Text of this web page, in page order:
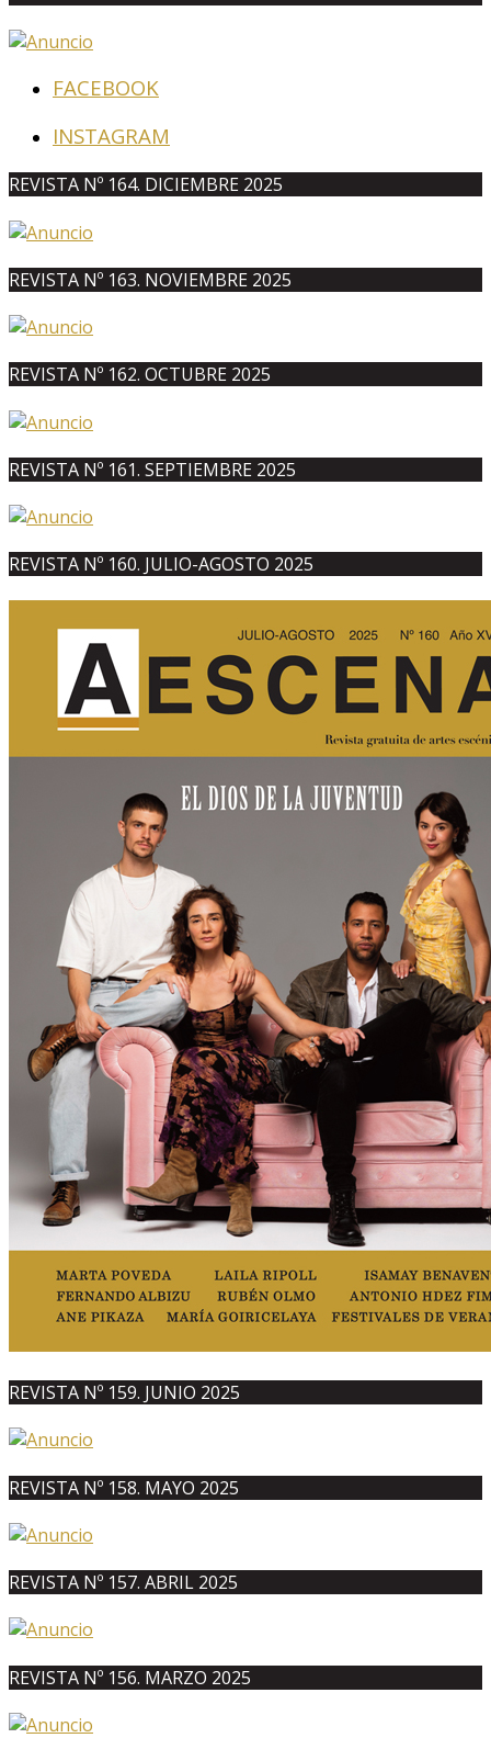
FACEBOOK
INSTAGRAM
REVISTA Nº 164. DICIEMBRE 2025
REVISTA Nº 163. NOVIEMBRE 2025
REVISTA Nº 162. OCTUBRE 2025
REVISTA Nº 161. SEPTIEMBRE 2025
REVISTA Nº 160. JULIO-AGOSTO 2025
REVISTA Nº 159. JUNIO 2025
REVISTA Nº 158. MAYO 2025
REVISTA Nº 157. ABRIL 2025
REVISTA Nº 156. MARZO 2025